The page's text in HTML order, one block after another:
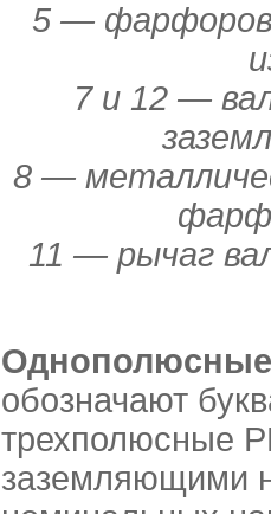
5 —
7 и 12 —
8 —
11 — рычаг
Однополюсные
обозначают
трехполюсные
заземляющими